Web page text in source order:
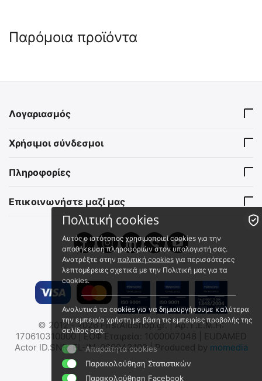
Παρόμοια προϊόντα
ΙΜΑΝΤΑΣ ΚΕΦΑΛΗΣ ΓΙΑ
ΦΑΚΟΥΣ NITECORE HC60 /
Άμεσα διαθέσιμο
εργάσιμες
(χωρίς ΦΠΑ)
ΦΑΚΟΥΣ NITECORE NU43
€
ΙΜΑΝΤΑΣ ΚΕΦΑΛΗΣ ΓΙΑ
ΦΑΚΟΥΣ NITECORE NU17
9110101117
Άμεσα διαθέσιμο
Helmet Clip (Pack of 4),
NITECORE
Άμεσα διαθέσιμο
Λογαριασμός
Χρήσιμοι σύνδεσμοι
Πληροφορίες
Επικοινωνήστε μαζί μας
© 2012 - 2026 FirstAidShop.gr. | Αρ. Γ.Ε.Μ.Η:
170610310000 | ΕΟΦ Εταιρεία: 1000007048 | EUDAMED
Actor ID.SNR: EL-IM-000043108 | Produced by momedia
Πολιτική cookies
Αυτός ο ιστότοπος χρησιμοποιεί cookies για την
αποθήκευση πληροφοριών στον υπολογιστή σας.
Ανατρέξτε στην πολιτική cookiesγια περισσότερες
λεπτομέρειες σχετικά με την Πολιτική μας για τα
cookies.
Αναλυτικά τα cookies για να δημιουργήσουμε καλύτερα
την εμπειρία χρήστη με βάση τις εμπειρίες προβολής της
σελίδας σας.
Απαραίτητα cookies
Παρακολούθηση Στατιστικών
Παρακολούθηση Facebook